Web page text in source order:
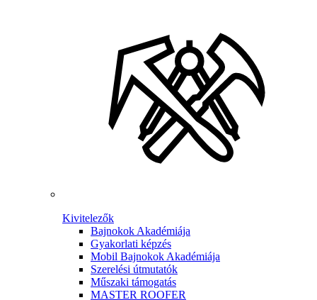
Kivitelezők
Bajnokok Akadémiája
Gyakorlati képzés
Mobil Bajnokok Akadémiája
Szerelési útmutatók
Műszaki támogatás
MASTER ROOFER